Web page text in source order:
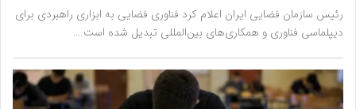
رئیس سازمان فضایی ایران اعلام کرد فناوری فضایی به ابزاری راهبردی برای
دیپلماسی فناوری و همکاری‌های بین‌المللی تبدیل شده است.…